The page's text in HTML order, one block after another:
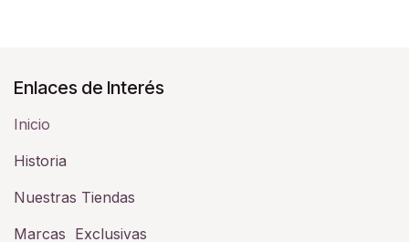
Enlaces de Interés
Inicio
Historia​
Nuestras Tiendas
Marcas Exclusivas